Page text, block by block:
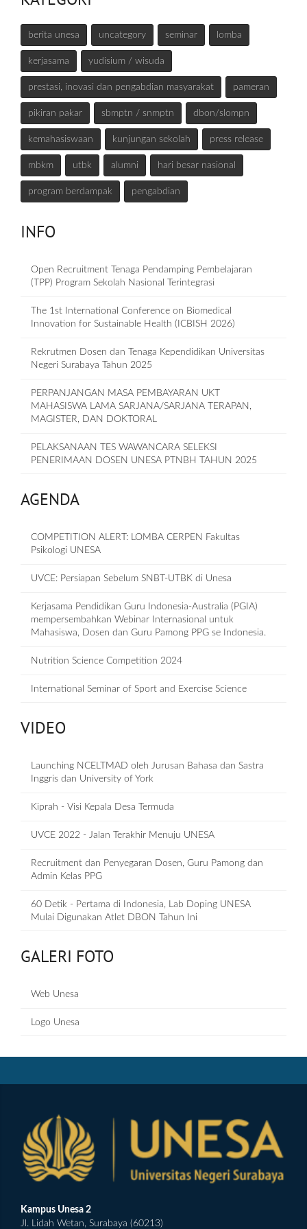
berita unesa uncategory seminar lomba
kerjasama yudisium / wisuda
prestasi, inovasi dan pengabdian masyarakat pameran
pikiran pakar sbmptn / snmptn dbon/slompn
kemahasiswaan kunjungan sekolah press release
mbkm utbk alumni hari besar nasional
program berdampak pengabdian
INFO
Open Recruitment Tenaga Pendamping Pembelajaran
(TPP) Program Sekolah Nasional Terintegrasi
The 1st International Conference on Biomedical
Innovation for Sustainable Health (ICBISH 2026)
Rekrutmen Dosen dan Tenaga Kependidikan Universitas
Negeri Surabaya Tahun 2025
PERPANJANGAN MASA PEMBAYARAN UKT
MAHASISWA LAMA SARJANA/SARJANA TERAPAN,
MAGISTER, DAN DOKTORAL
PELAKSANAAN TES WAWANCARA SELEKSI
PENERIMAAN DOSEN UNESA PTNBH TAHUN 2025
AGENDA
COMPETITION ALERT: LOMBA CERPEN Fakultas
Psikologi UNESA
UVCE: Persiapan Sebelum SNBT-UTBK di Unesa
Kerjasama Pendidikan Guru Indonesia-Australia (PGIA)
mempersembahkan Webinar Internasional untuk
Mahasiswa, Dosen dan Guru Pamong PPG se Indonesia.
Nutrition Science Competition 2024
International Seminar of Sport and Exercise Science
VIDEO
Launching NCELTMAD oleh Jurusan Bahasa dan Sastra
Inggris dan University of York
Kiprah - Visi Kepala Desa Termuda
UVCE 2022 - Jalan Terakhir Menuju UNESA
Recruitment dan Penyegaran Dosen, Guru Pamong dan
Admin Kelas PPG
60 Detik - Pertama di Indonesia, Lab Doping UNESA
Mulai Digunakan Atlet DBON Tahun Ini
GALERI FOTO
Web Unesa
Logo Unesa
Kampus Unesa 2
Jl. Lidah Wetan, Surabaya (60213)